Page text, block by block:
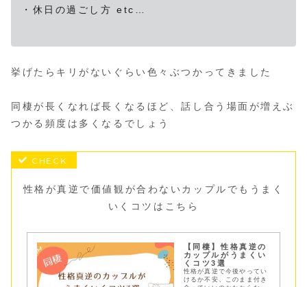
・休日の過ごし方 etc…
挙げたらキリがないぐらい色々ぶつかってきました
同棲が長くなれば長くなるほど、話し合う場面が増えぶ
つかる頻度は多くなるでしょう
性格が真逆で価値観が合わないカップルでもうまく
いくコツはこちら
【同棲】性格真逆の
カップルがうまくい
くコツ3選
性格が真逆で今後やってい
けるか不安、このまま付き